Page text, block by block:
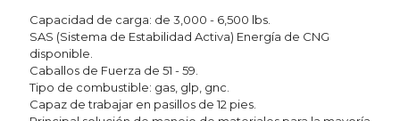
Capacidad de carga: de 3,000 - 6,500 lbs.
SAS (Sistema de Estabilidad Activa) Energía de CNG
disponible.
Caballos de Fuerza de 51 - 59.
Tipo de combustible: gas, glp, gnc.
Capaz de trabajar en pasillos de 12 pies.